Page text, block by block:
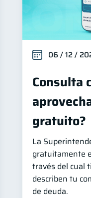
06 / 12 /
Consulta
gratuito?
La
gratuitamente
través del cual
describen tu
de deuda.